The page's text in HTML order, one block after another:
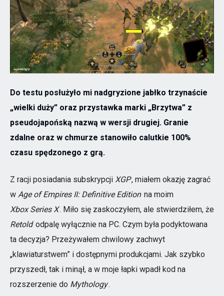
Do testu posłużyło mi nadgryzione jabłko trzynaście
„wielki duży” oraz przystawka marki „Brzytwa” z
pseudojapońską nazwą w wersji drugiej. Granie
zdalne oraz w chmurze stanowiło calutkie 100%
czasu spędzonego z grą.
Z racji posiadania subskrypcji XGP, miałem okazję zagrać
w Age of Empires II: Definitive Edition na moim
Xbox Series X. Miło się zaskoczyłem, ale stwierdziłem, że
Retoldodpalę wyłącznie na PC. Czym była podyktowana
ta decyzja? Przeżywałem chwilowy zachwyt
„klawiaturstwem” i dostępnymi produkcjami. Jak szybko
przyszedł, tak i minął, a w moje łapki wpadł kod na
rozszerzenie do Mythology.